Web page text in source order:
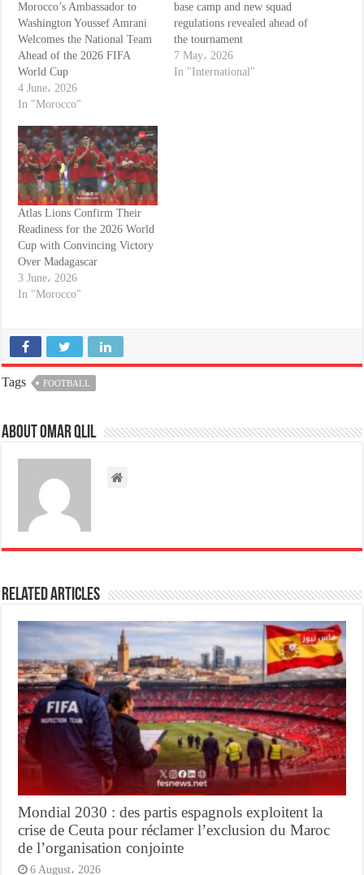
Morocco’s Ambassador to
Washington Youssef Amrani
Welcomes the National Team
Ahead of the 2026 FIFA
World Cup
4 June، 2026
In "Morocco"
base camp and new squad
regulations revealed ahead of
the tournament
7 May، 2026
In "International"
Atlas Lions Confirm Their
Readiness for the 2026 World
Cup with Convincing Victory
Over Madagascar
3 June، 2026
In "Morocco"
Tags FOOTBALL
About omar qlil
Related Articles
Mondial 2030 : des partis espagnols exploitent la
crise de Ceuta pour réclamer l’exclusion du Maroc
de l’organisation conjointe
6 August، 2026